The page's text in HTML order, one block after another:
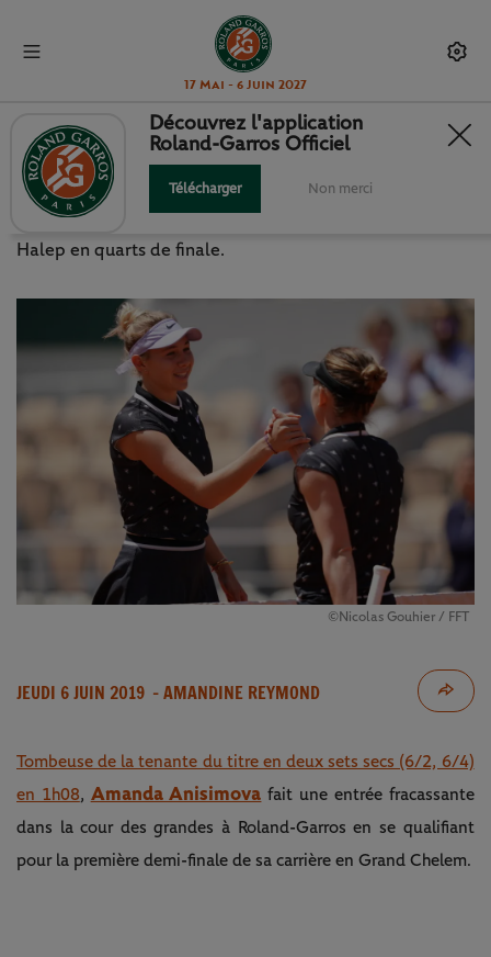
17 Mai - 6 Juin 2027
ANISIMOVA SORT HALEP !
L'Américaine a fait trembler la terre en éliminant Simona
Halep en quarts de finale.
©Nicolas Gouhier / FFT
JEUDI 6 JUIN 2019 - AMANDINE REYMOND
Tombeuse de la tenante du titre en deux sets secs (6/2, 6/4)
en 1h08, Amanda Anisimova fait une entrée fracassante
dans la cour des grandes à Roland-Garros en se qualifiant
pour la première demi-finale de sa carrière en Grand Chelem.
Découvrez l'application
Roland-Garros Officiel
Télécharger Non merci